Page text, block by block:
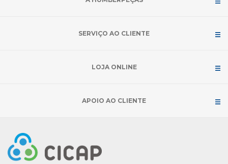
SERVIÇO AO CLIENTE
LOJA ONLINE
APOIO AO CLIENTE